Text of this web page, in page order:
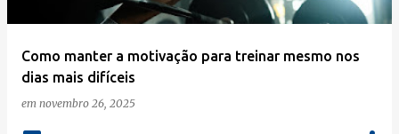
Como manter a motivação para treinar mesmo nos
dias mais difíceis
em novembro 26, 2025